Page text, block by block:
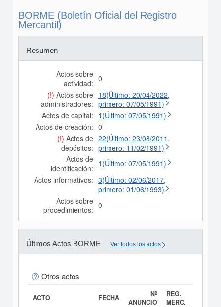
BORME (Boletín Oficial del Registro
Mercantil)
Resumen
Actos sobre
actividad: 0
(!) Actos sobre
administradores:
18(Último: 20/04/2022,
primero: 07/05/1991)
Actos de capital: 1(Último: 07/05/1991)
Actos de creación: 0
(!) Actos de
depósitos:
22(Último: 23/08/2011,
primero: 11/02/1991)
Actos de
identificación: 1(Último: 07/05/1991)
Actos informativos: 3(Último: 02/06/2017,
primero: 01/06/1993)
Actos sobre
procedimientos: 0
Últimos Actos BORME Ver todos los actos
Otros actos
ACTO FECHA
Nº
ANUNCIO
REG.
MERC.